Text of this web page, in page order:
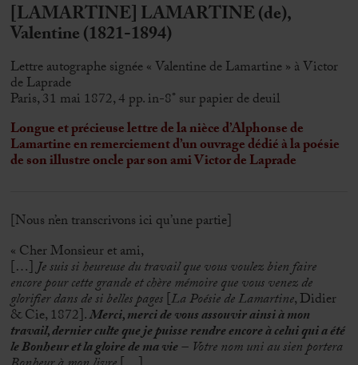
[LAMARTINE] LAMARTINE (de),
Valentine (1821-1894)
Lettre autographe signée « Valentine de Lamartine » à Victor
de Laprade
Paris, 31 mai 1872, 4 pp. in-8° sur papier de deuil
Longue et précieuse lettre de la nièce d’Alphonse de
Lamartine en remerciement d’un ouvrage dédié à la poésie
de son illustre oncle par son ami Victor de Laprade
[Nous n’en transcrivons ici qu’une partie]
« Cher Monsieur et ami,
[…]Je suis si heureuse du travail que vous voulez bien faire
encore pour cette grande et chère mémoire que vous venez de
glorifier dans de si belles pages [La Poésie de Lamartine, Didier
& Cie, 1872].Merci, merci de vous assouvir ainsi à mon
travail, dernier culte que je puisse rendre encore à celui qui a été
le Bonheur et la gloire de ma vie– Votre nom uni au sien portera